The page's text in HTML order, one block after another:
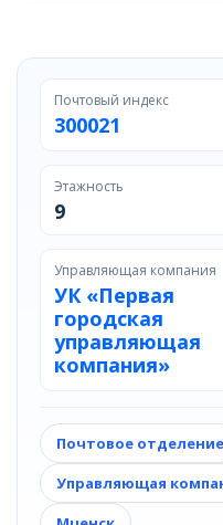
Почтовый индекс
300021
Этажность
9
Управляющая компания
УК «Первая
городская
управляющая
компания»
Почтовое отделение
Управляющая